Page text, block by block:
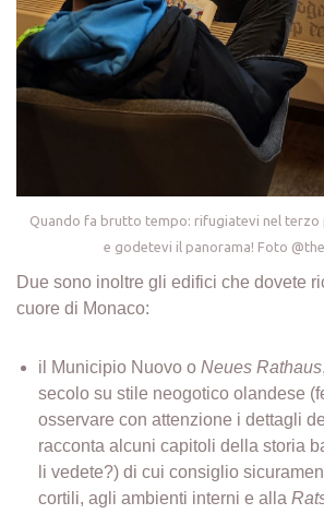
Quando fa brutto tempo: rifugiatevi nel terzo
e godetevi il panorama! Foto
Due sono inoltre gli edifici che dovete
cuore di Monaco:
il Municipio Nuovo o Neues Rathaus
secolo su stile neogotico olandese
osservare con attenzione i dettagli
racconta alcuni capitoli della storia
li vedete?) di cui consiglio
cortili, agli ambienti interni e alla